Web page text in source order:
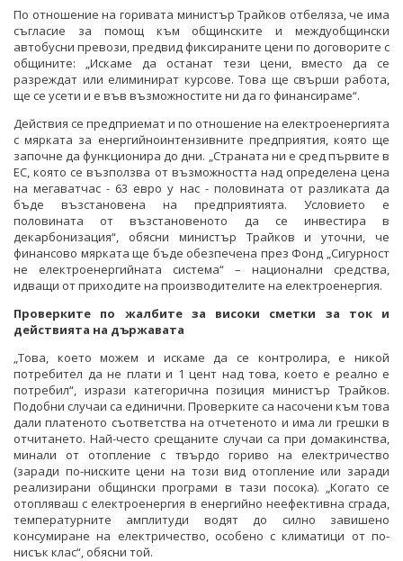
По отношение на горивата министър Трайков отбеляза, че има
съгласие за помощ към общинските и междуобщински
автобусни превози, предвид фиксираните цени по договорите с
общините: „Искаме да останат тези цени, вместо да се
разреждат или елиминират курсове. Това ще свърши работа,
ще се усети и е във възможностите ни да го финансираме“.
Действия се предприемат и по отношение на електроенергията
с мярката за енергийноинтензивните предприятия, която ще
започне да функционира до дни. „Страната ни е сред първите в
ЕС, която се възползва от възможността над определена цена
на мегаватчас - 63 евро у нас - половината от разликата да
бъде възстановена на предприятията. Условието е
половината от възстановеното да се инвестира в
декарбонизация“, обясни министър Трайков и уточни, че
финансово мярката ще бъде обезпечена през Фонд „Сигурност
не електроенергийната система“ – национални средства,
идващи от приходите на производителите на електроенергия.
Проверките по жалбите за високи сметки за ток
и
действията на държавата
„Това, което можем и искаме да се контролира, е никой
потребител да не плати и 1 цент над това, което е реално е
потребил“, изрази категорична позиция министър Трайков.
Подобни случаи са единични. Проверките са насочени към това
дали платеното съответства на отчетеното и има ли грешки в
отчитането. Най-често срещаните случаи са при домакинства,
минали от отопление с твърдо гориво на електричество
(заради по-ниските цени на този вид отопление или заради
реализирани общински програми в тази посока). „Когато се
отопляваш с електроенергия в енергийно неефективна сграда,
температурните амплитуди водят до силно завишено
консумиране на електричество, особено с климатици от по-
нисък клас“, обясни той.